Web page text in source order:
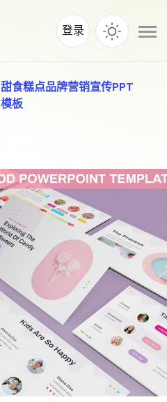
登录
甜食糕点品牌营销宣传PPT
模板